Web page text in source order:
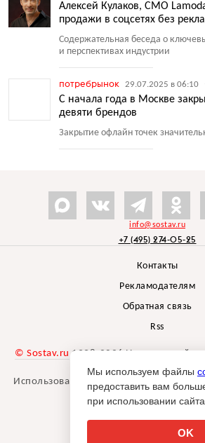
Алексей Кулаков, CMO
продажи в соцсетях без
Содержательная беседа о
и перспективах индустрии
потребрынок 29.07.2025 в 06:10
С начала года в Москве
девяти брендов
Закрытие офлайн точек
info@sostav.ru
+7 (495) 274-05-25
Контакты
Рекламодателям
Обратная связь
Rss
© Sostav.ru 1998-2026 Независимый
агентства Depot
Использование материалов Sostav.ru
указании источника.
Мы используем файлы
предоставить вам
при использовании сайта.
OK